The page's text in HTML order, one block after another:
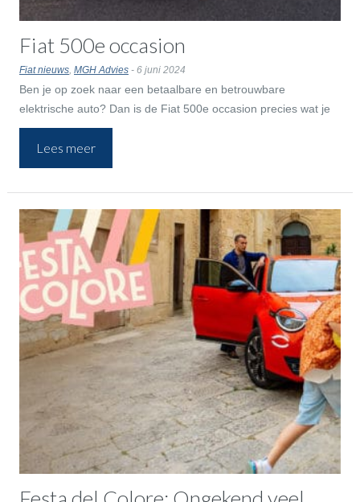
Fiat 500e occasion
Fiat nieuws, MGH Advies- 6 juni 2024
Ben je op zoek naar een betaalbare en betrouwbare
elektrische auto? Dan is de Fiat 500e occasion precies wat je
zoekt. Mobility Group Haaker heeft een ruim aanbod aan Fiat
occasion modellen, en natuurlijk ook de Fiat 500 elektrisch
occasion. We vertellen je alles over de rijstijl, de voordelen en
Lees meer